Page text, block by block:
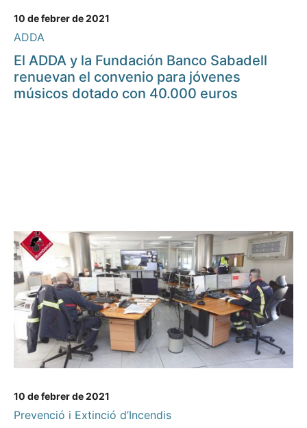
10 de febrer de 2021
ADDA
El ADDA y la Fundación Banco Sabadell
renuevan el convenio para jóvenes
músicos dotado con 40.000 euros
10 de febrer de 2021
Prevenció i Extinció d’Incendis